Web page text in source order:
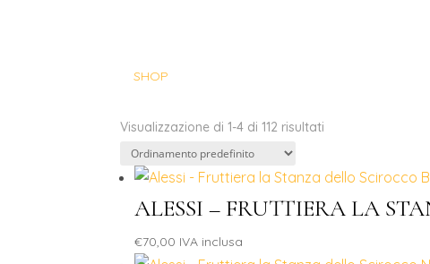
SHOP
Visualizzazione di 1-4 di 112 risultati
ALESSI – FRUTTIERA LA
€70,00 IVA inclusa